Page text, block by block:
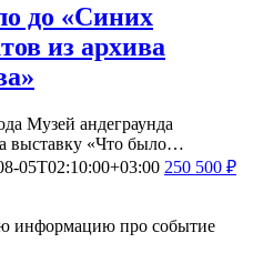
до «Синих
из архива
Музей андеграунда
выставку «Что было…
05T02:10:00+03:00 250 500 ₽
информацию про событие